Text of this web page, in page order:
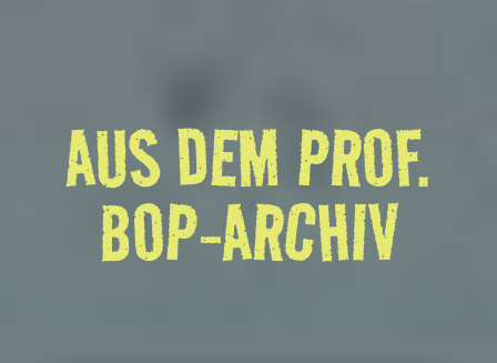
AUS DEM PROF.
BOP-ARCHIV